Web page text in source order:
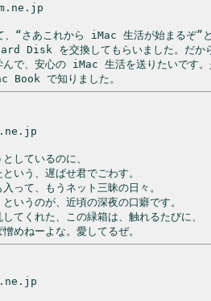
“さあこれから iMac 生活が始まるぞ”
Disk を交換してもらいました。だか
んで、安心の iMac 生活を送りたいです
Book で知りました。
しているのに、
いう、遅ばせ君でごわす。
って、もうネット三昧の日々。
いうのが、近頃の深夜の口癖です。
てくれた、この緑箱は、触れるたびに、